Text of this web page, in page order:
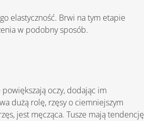
w podobny sposób.
dużą rolę, rzęsy o ciemniejszym
jest męcząca. Tusze mają tendencję